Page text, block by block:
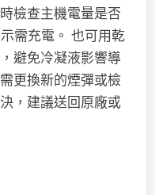
檢查主機電量是否
需充電。 也可用乾
避免冷凝液影響導
更換新的煙彈或檢
，建議送回原廠或